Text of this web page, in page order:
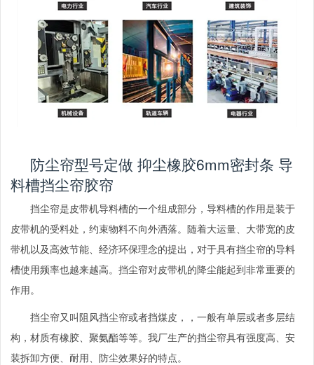
防尘帘型号定做 抑尘橡胶6mm密封条 导
料槽挡尘帘胶帘
挡尘帘是皮带机导料槽的一个组成部分，导料槽的作用是装于
皮带机的受料处，约束物料不向外洒落。随着大运量、大带宽的皮
带机以及高效节能、经济环保理念的提出，对于具有挡尘帘的导料
槽使用频率也越来越高。挡尘帘对皮带机的降尘能起到非常重要的
作用。
挡尘帘又叫阻风挡尘帘或者挡煤皮，，一般有单层或者多层结
构，材质有橡胶、聚氨酯等等。我厂生产的挡尘帘具有强度高、安
装拆卸方便、耐用、防尘效果好的特点。